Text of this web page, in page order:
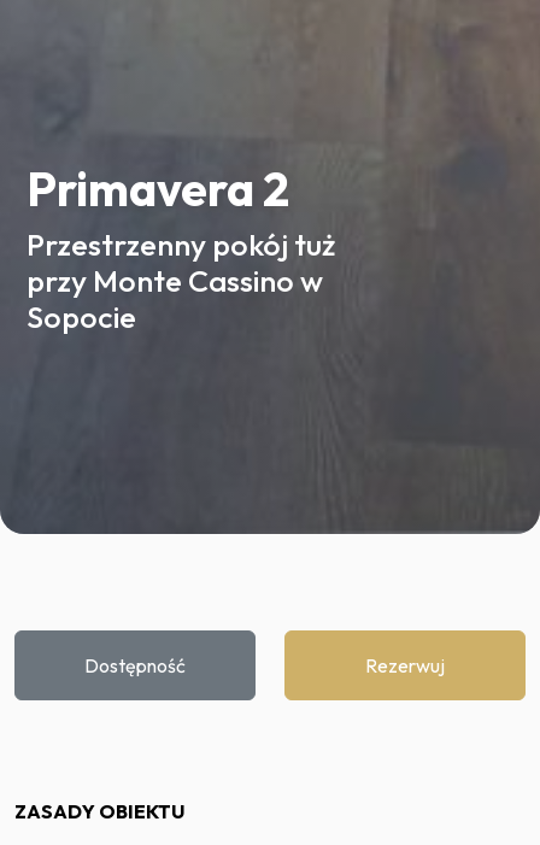
Primavera 2
Przestrzenny pokój tuż
przy Monte Cassino w
Sopocie
Dostępność Rezerwuj
ZASADY OBIEKTU